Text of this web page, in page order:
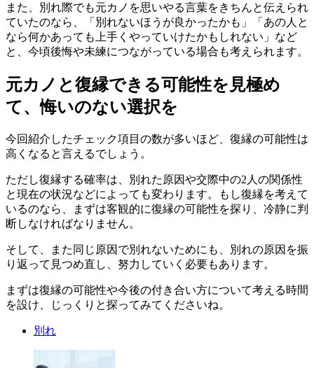
また、別れ際でも元カノを思いやる言葉をきちんと伝えられ
ていたのなら、「別れないほうが良かったかも」「あの人と
なら何かあっても上手くやっていけたかもしれない」など
と、今頃後悔や未練につながっている場合も考えられます。
元カノと復縁できる可能性を見極め
て、悔いのない選択を
今回紹介したチェック項目の数が多いほど、復縁の可能性は
高くなると言えるでしょう。
ただし復縁する確率は、別れた原因や交際中の2人の関係性
と現在の状況などによっても変わります。もし復縁を考えて
いるのなら、まずは客観的に復縁の可能性を探り、冷静に判
断しなければなりません。
そして、また同じ原因で別れないためにも、別れの原因を振
り返って見つめ直し、努力していく必要もあります。
まずは復縁の可能性や今後の付き合い方について考える時間
を設け、じっくりと探ってみてくださいね。
別れ